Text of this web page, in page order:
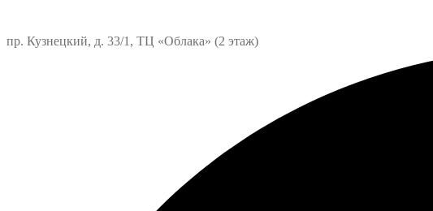
пр. Кузнецкий, д. 33/1, ТЦ «Облака» (2 этаж)